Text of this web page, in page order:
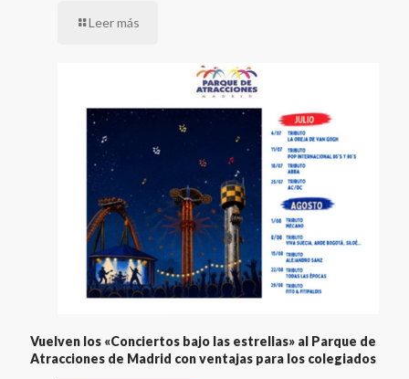
Leer más
Vuelven los «Conciertos bajo las estrellas» al Parque de
Atracciones de Madrid con ventajas para los colegiados